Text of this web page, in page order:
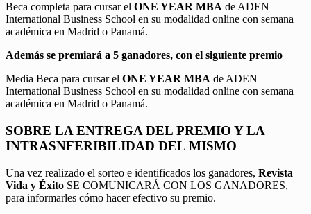
Beca completa para cursar el ONE YEAR MBA de ADEN
International Business School en su modalidad online con semana
académica en Madrid o Panamá.
Además se premiará a 5 ganadores, con el siguiente premio
Media Beca para cursar el ONE YEAR MBA de ADEN
International Business School en su modalidad online con semana
académica en Madrid o Panamá.
SOBRE LA ENTREGA DEL PREMIO Y LA
INTRASNFERIBILIDAD DEL MISMO
Una vez realizado el sorteo e identificados los ganadores, Revista
Vida y Éxito SE COMUNICARÁ CON LOS GANADORES,
para informarles cómo hacer efectivo su premio.